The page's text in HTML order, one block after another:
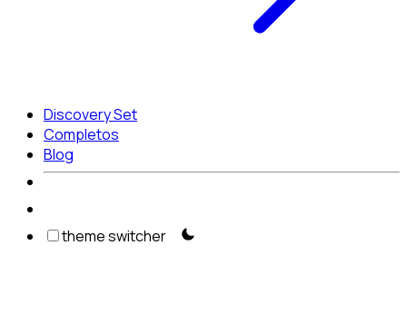
Discovery Set
Completos
Blog
theme switcher